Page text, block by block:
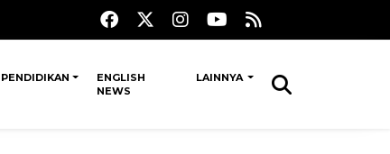
PENDIDIKAN
ENGLISH
NEWS
LAINNYA